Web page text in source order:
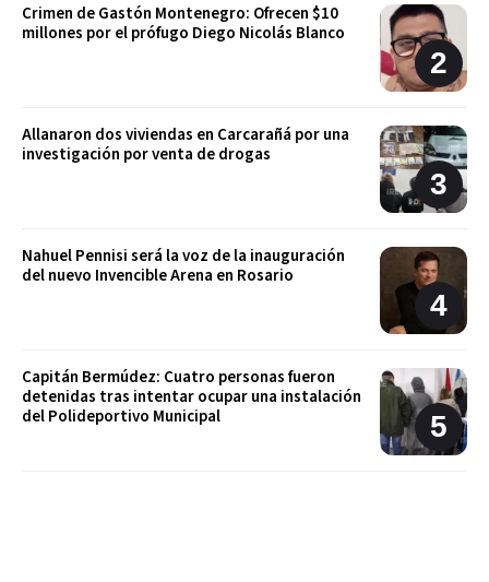
Crimen de Gastón Montenegro: Ofrecen $10
millones por el prófugo Diego Nicolás Blanco
Allanaron dos viviendas en Carcarañá por una
investigación por venta de drogas
Nahuel Pennisi será la voz de la inauguración
del nuevo Invencible Arena en Rosario
Capitán Bermúdez: Cuatro personas fueron
detenidas tras intentar ocupar una instalación
del Polideportivo Municipal